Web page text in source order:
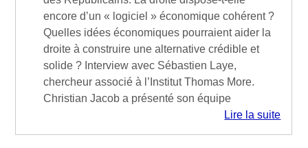
encore d’un « logiciel » économique cohérent ?
Quelles idées économiques pourraient aider la
droite à construire une alternative crédible et
solide ? Interview avec Sébastien Laye,
chercheur associé à l’Institut Thomas More.
Christian Jacob a présenté son équipe
Lire la suite